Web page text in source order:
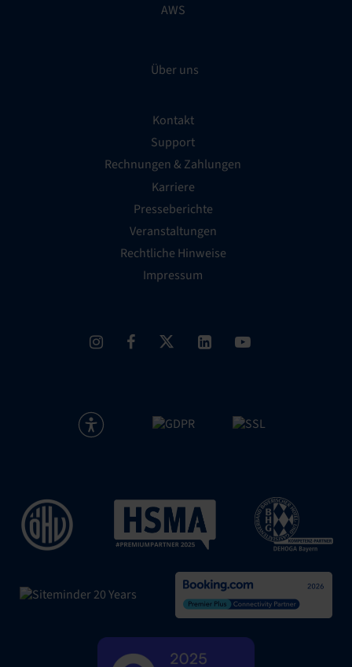
AWS
Über uns
Kontakt
Support
Rechnungen & Zahlungen
Karriere
Presseberichte
Veranstaltungen
Rechtliche Hinweise
Impressum